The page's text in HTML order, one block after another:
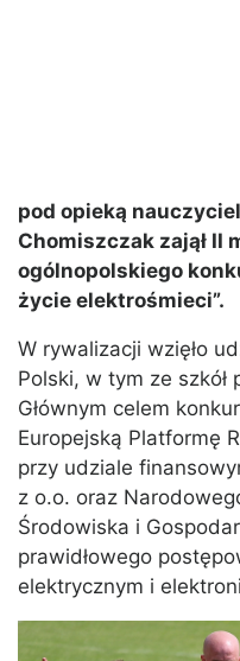
pod opieką
Chomiszczak zajął II
ogólnopolskiego
życie elektrośmieci”.
W rywalizacji wzięło
Polski, w tym ze
Głównym celem
Europejską Platformę
przy udziale
z o.o. oraz
Środowiska i
prawidłowego
elektrycznym i